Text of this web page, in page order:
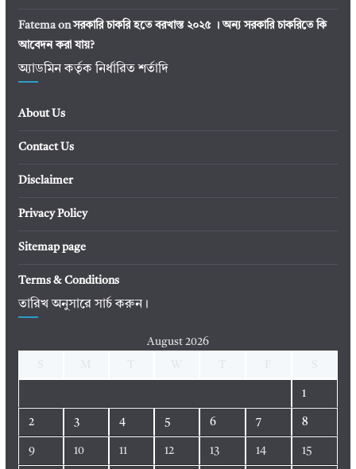
Fatemaonসরকারি চাকরি হতে বরখাস্ত ২০২৫ । অন্য সরকারি চাকরিতে কি
আবেদন করা যায়?
অ্যাডমিন কর্তৃক নির্ধারিত শর্তাদি
About Us
Contact Us
Disclaimer
Privacy Policy
Sitemap page
Terms & Conditions
তারিখ অনুসারে সার্চ করুন।
August 2026
1
2 3 4 5 6 7 8
9 10 11 12 13 14 15